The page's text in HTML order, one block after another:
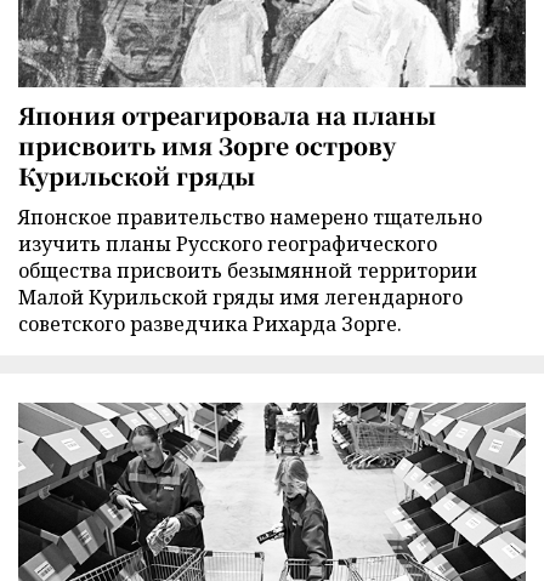
Япония отреагировала на планы
присвоить имя Зорге острову
Курильской гряды
Японское правительство намерено тщательно
изучить планы Русского географического
общества присвоить безымянной территории
Малой Курильской гряды имя легендарного
советского разведчика Рихарда Зорге.